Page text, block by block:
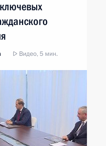
Видео, 5 мин.